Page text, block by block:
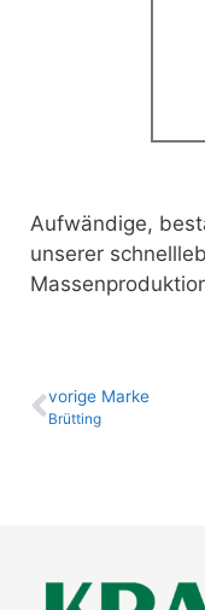
Aufwändige,
unserer
vo­ri­ge Marke
Brütting